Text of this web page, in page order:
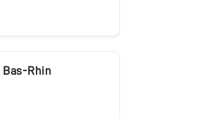
Bas-Rhin